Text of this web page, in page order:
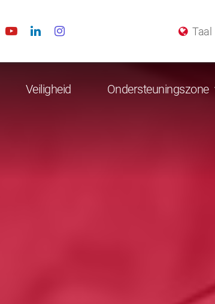
Taal
Veiligheid Ondersteuningszone